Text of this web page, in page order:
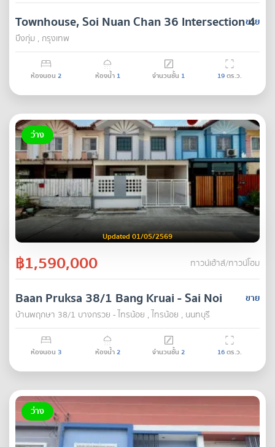
ขาย
Townhouse, Soi Nuan Chan 36 Intersection 4
บึงกุ่ม , กรุงเทพ
ห้องนอน 2 ห้องน้ำ 1 จำนวนชั้น 1 19ตร.ว.
ว่าง
Updated 01/05/2569
฿1,590,000 ทาวน์เฮ้าส์/ทาวน์โฮม
ขาย
Baan Pruksa 38/1 Bang Kruai - Sai Noi
บ้านพฤกษา 38/1 บางกรวย - ไทรน้อย , ไทรน้อย , นนทบุรี
ห้องนอน 3 ห้องน้ำ2 จำนวนชั้น 2 16ตร.ว.
ว่าง